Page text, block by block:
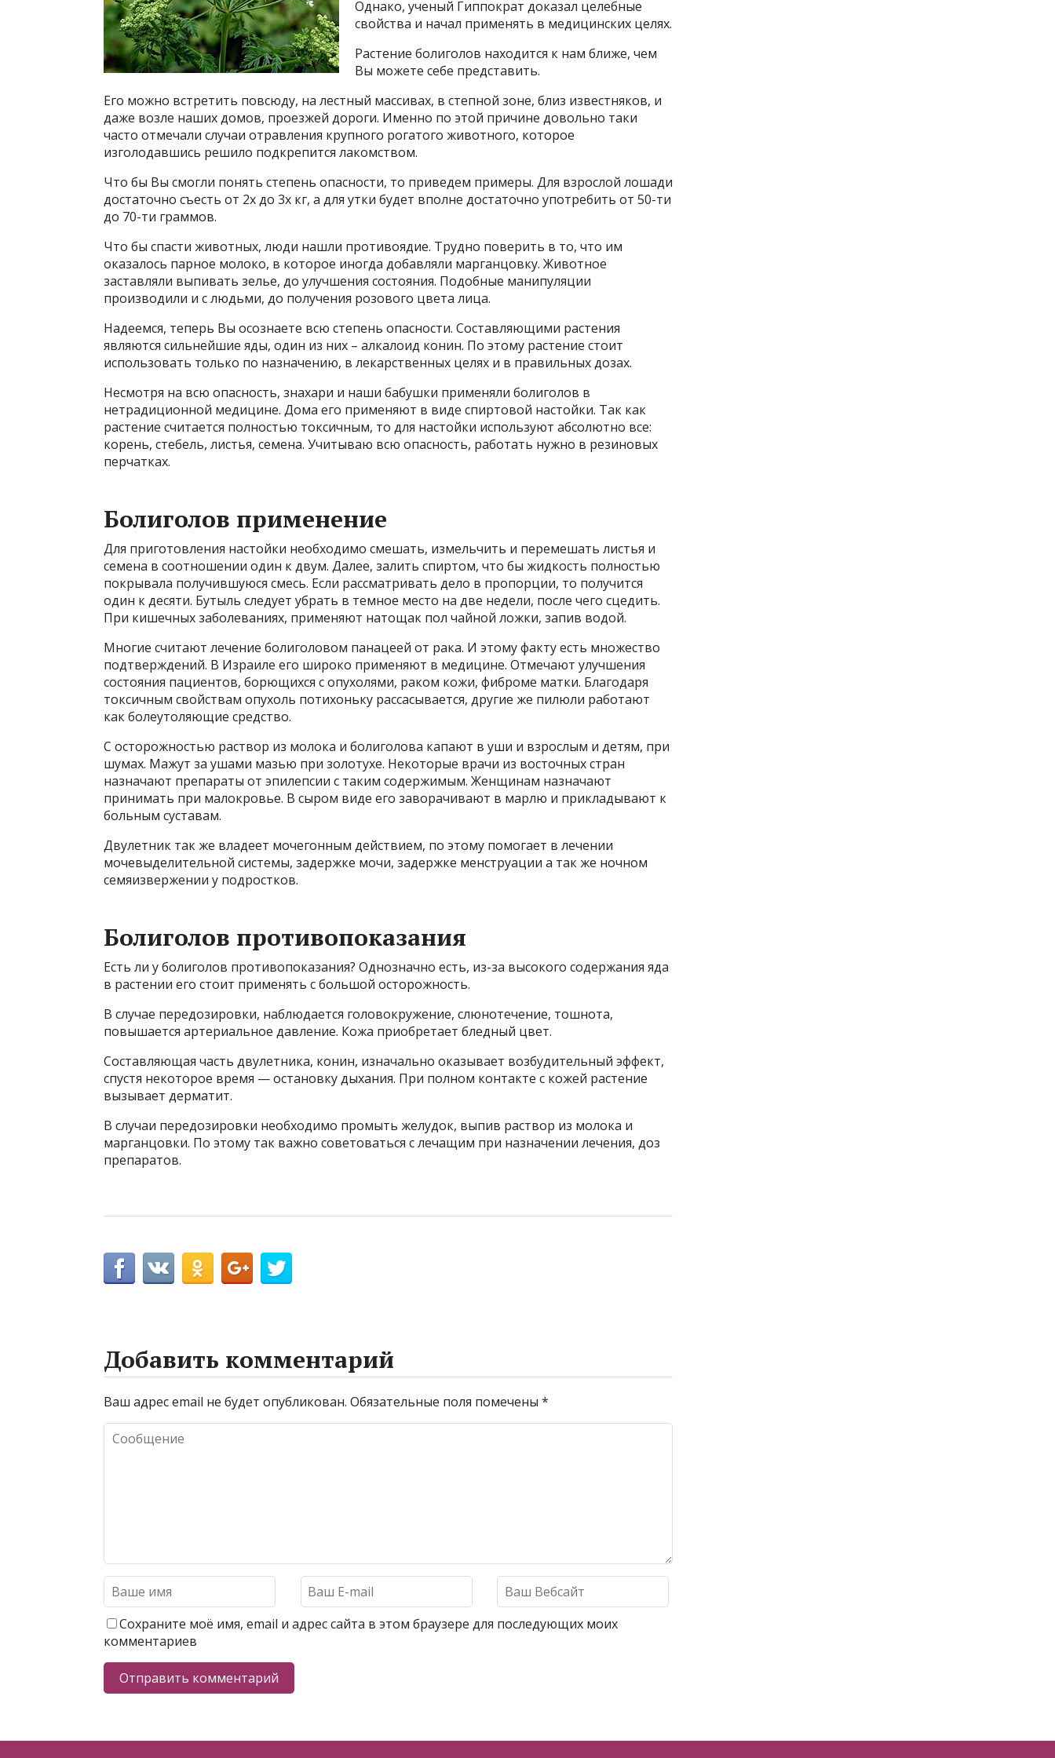
Однако, ученый Гиппократ доказал целебные
свойства и начал применять в медицинских целях.
Растение болиголов находится к нам ближе, чем
Вы можете себе представить.
Его можно встретить повсюду, на лестный массивах, в степной зоне, близ известняков, и
даже возле наших домов, проезжей дороги. Именно по этой причине довольно таки
часто отмечали случаи отравления крупного рогатого животного, которое
изголодавшись решило подкрепится лакомством.
Что бы Вы смогли понять степень опасности, то приведем примеры. Для взрослой лошади
достаточно съесть от 2х до 3х кг, а для утки будет вполне достаточно употребить от 50-ти
до 70-ти граммов.
Что бы спасти животных, люди нашли противоядие. Трудно поверить в то, что им
оказалось парное молоко, в которое иногда добавляли марганцовку. Животное
заставляли выпивать зелье, до улучшения состояния. Подобные манипуляции
производили и с людьми, до получения розового цвета лица.
Надеемся, теперь Вы осознаете всю степень опасности. Составляющими растения
являются сильнейшие яды, один из них – алкалоид конин. По этому растение стоит
использовать только по назначению, в лекарственных целях и в правильных дозах.
Несмотря на всю опасность, знахари и наши бабушки применяли болиголов в
нетрадиционной медицине. Дома его применяют в виде спиртовой настойки. Так как
растение считается полностью токсичным, то для настойки используют абсолютно все:
корень, стебель, листья, семена. Учитываю всю опасность, работать нужно в резиновых
перчатках.
Болиголов применение
Для приготовления настойки необходимо смешать, измельчить и перемешать листья и
семена в соотношении один к двум. Далее, залить спиртом, что бы жидкость полностью
покрывала получившуюся смесь. Если рассматривать дело в пропорции, то получится
один к десяти. Бутыль следует убрать в темное место на две недели, после чего сцедить.
При кишечных заболеваниях, применяют натощак пол чайной ложки, запив водой.
Многие считают лечение болиголовом панацеей от рака. И этому факту есть множество
подтверждений. В Израиле его широко применяют в медицине. Отмечают улучшения
состояния пациентов, борющихся с опухолями, раком кожи, фиброме матки. Благодаря
токсичным свойствам опухоль потихоньку рассасывается, другие же пилюли работают
как болеутоляющие средство.
С осторожностью раствор из молока и болиголова капают в уши и взрослым и детям, при
шумах. Мажут за ушами мазью при золотухе. Некоторые врачи из восточных стран
назначают препараты от эпилепсии с таким содержимым. Женщинам назначают
принимать при малокровье. В сыром виде его заворачивают в марлю и прикладывают к
больным суставам.
Двулетник так же владеет мочегонным действием, по этому помогает в лечении
мочевыделительной системы, задержке мочи, задержке менструации а так же ночном
семяизвержении у подростков.
Болиголов противопоказания
Есть ли у болиголов противопоказания? Однозначно есть, из-за высокого содержания яда
в растении его стоит применять с большой осторожность.
В случае передозировки, наблюдается головокружение, слюнотечение, тошнота,
повышается артериальное давление. Кожа приобретает бледный цвет.
Составляющая часть двулетника, конин, изначально оказывает возбудительный эффект,
спустя некоторое время — остановку дыхания. При полном контакте с кожей растение
вызывает дерматит.
В случаи передозировки необходимо промыть желудок, выпив раствор из молока и
марганцовки. По этому так важно советоваться с лечащим при назначении лечения, доз
препаратов.
Добавить комментарий
Ваш адрес email не будет опубликован. Обязательные поля помечены *
Сохраните моё имя, email и адрес сайта в этом браузере для последующих моих
комментариев